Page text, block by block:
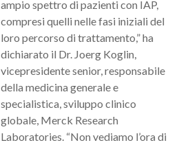
ampio spettro di pazienti con IAP,
compresi quelli nelle fasi iniziali del
loro percorso di trattamento,” ha
dichiarato il Dr. Joerg Koglin,
vicepresidente senior, responsabile
della medicina generale e
specialistica, sviluppo clinico
globale, Merck Research
Laboratories. “Non vediamo l’ora di